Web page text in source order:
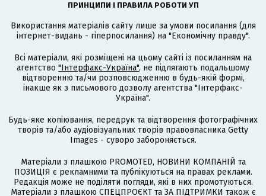
ПРИНЦИПИ І ПРАВИЛА РОБОТИ УП
Використання матеріалів сайту лише за умови посилання (для
інтернет-видань - гіперпосилання) на "Економічну правду".
Всі матеріали, які розміщені на цьому сайті із посиланням на
агентство "Інтерфакс-Україна", не підлягають подальшому
відтворенню та/чи розповсюдженню в будь-якій формі,
інакше як з письмового дозволу агентства "Інтерфакс-
Україна".
Будь-яке копіювання, передрук та відтворення фотографічних
творів та/або аудіовізуальних творів правовласника Getty
Images - суворо забороняється.
Матеріали з плашкою PROMOTED, НОВИНИ КОМПАНІЙ та
ПОЗИЦІЯ є рекламними та публікуються на правах реклами.
Редакція може не поділяти погляди, які в них промотуються.
Матеріали з плашкою СПЕЦПРОЄКТ та ЗА ПІДТРИМКИ також є